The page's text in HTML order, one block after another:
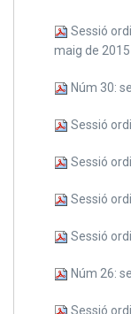
Sessió
maig de 2015
Núm 30:
Sessió
Sessió
Sessió
Sessió
Núm 26:
Sessió